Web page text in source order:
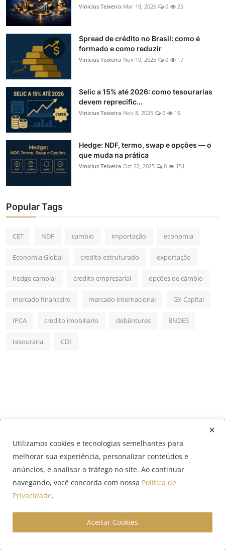
Vinicius Teixeira Mar 18, 2026 0 25
Spread de crédito no Brasil: como é
formado e como reduzir
Vinicius Teixeira Nov 10, 2025 0 17
Selic a 15% até 2026: como tesourarias
devem reprecific...
Vinicius Teixeira Nov 8, 2025 0 19
Hedge: NDF, termo, swap e opções — o
que muda na prática
Vinicius Teixeira Oct 22, 2025 0 151
Popular Tags
CET NDF cambio importação economia
Economia Global credito estruturado exportação
hedge cambial credito empresarial opções de câmbio
mercado financeiro mercado internacional GX Capital
IPCA credito imobiliario debêntures BNDES
tesouraria CDI
A GX Capital é uma boutique financeira digital especializada
em câmbio estruturado, crédito empresarial e soluções com
inteligência artificial para empresas que operam em alto
volume. Acesse nosso portal e conecte-se ao futuro das
finanças corporativas com conteúdos estratégicos,
Utilizamos cookies e tecnologias semelhantes para
melhorar sua experiência, personalizar conteúdos e
anúncios, e analisar o tráfego no site. Ao continuar
navegando, você concorda com nossa Política de
Privacidade.
Aceitar Cookies